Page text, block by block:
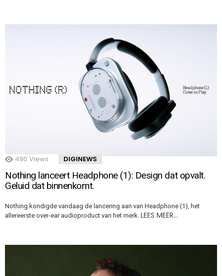
490 Views DIGINEWS
Nothing lanceert Headphone (1): Design dat opvalt.
Geluid dat binnenkomt.
Nothing kondigde vandaag de lancering aan van Headphone (1), het
allereerste over-ear audioproduct van het merk. LEES MEER…